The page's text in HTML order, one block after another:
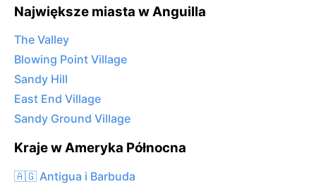
Największe miasta w Anguilla
The Valley
Blowing Point Village
Sandy Hill
East End Village
Sandy Ground Village
Kraje w Ameryka Północna
🇦🇬 Antigua i Barbuda